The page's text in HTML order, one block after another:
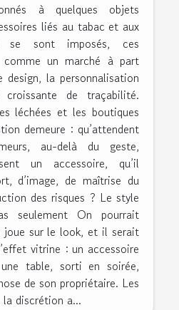
à quelques objets
liés au tabac et aux
se sont imposés, ces
comme un marché à part
la personnalisation
de traçabilité.
léchées et les boutiques
demeure : qu’attendent
au-delà du geste,
un accessoire, qu’il
d’image, de maîtrise du
des risques ? Le style
seulement On pourrait
sur le look, et il serait
vitrine : un accessoire
table, sorti en soirée,
de son propriétaire. Les
discrétion a...